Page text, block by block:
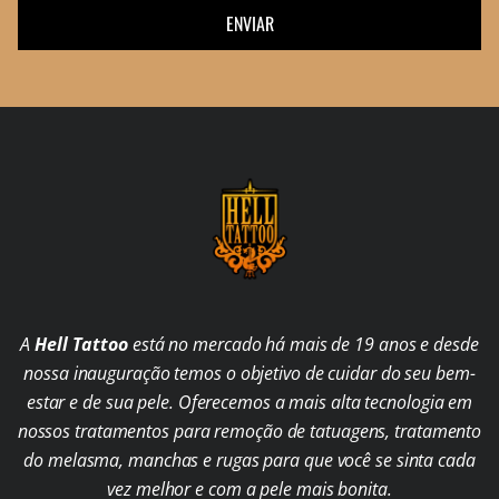
ENVIAR
AHell Tattooestá no mercado há mais de 19 anos e desde
nossa inauguração temos o objetivo de cuidar do seu bem-
estar e de sua pele. Oferecemos a mais alta tecnologia em
nossos tratamentos para remoção de tatuagens, tratamento
do melasma, manchas e rugas para que você se sinta cada
vez melhor e com a pele mais bonita.